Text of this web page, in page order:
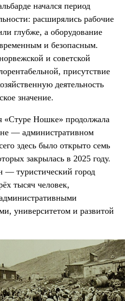
начался период
расширялись рабочие
глубже, а оборудование
и безопасным.
и советской
присутствие
деятельность
значение.
«Стуре Ношке» продолжала
— административном
здесь было открыто семь
закрылась в 2025 году.
— туристический город
тысяч человек,
университетом и развитой